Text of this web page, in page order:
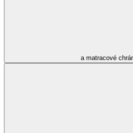
a matracové